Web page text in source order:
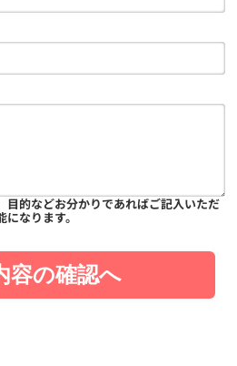
目的などお分かりであればご記入いただ
なります。
容の確認へ